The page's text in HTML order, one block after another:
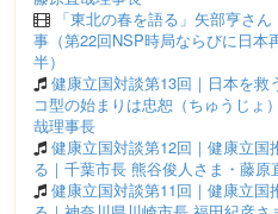
「東北の春を語る」矢部亨さ
事（第22回NSP時局ならびに日本
半）
健康立国対談第13回｜日本を救
コ型の始まりは忠恕（ちゅうじょ
哉理事長
健康立国対談第12回｜健康立
る｜千葉市長 熊谷俊人さま・藤原
健康立国対談第11回｜健康立